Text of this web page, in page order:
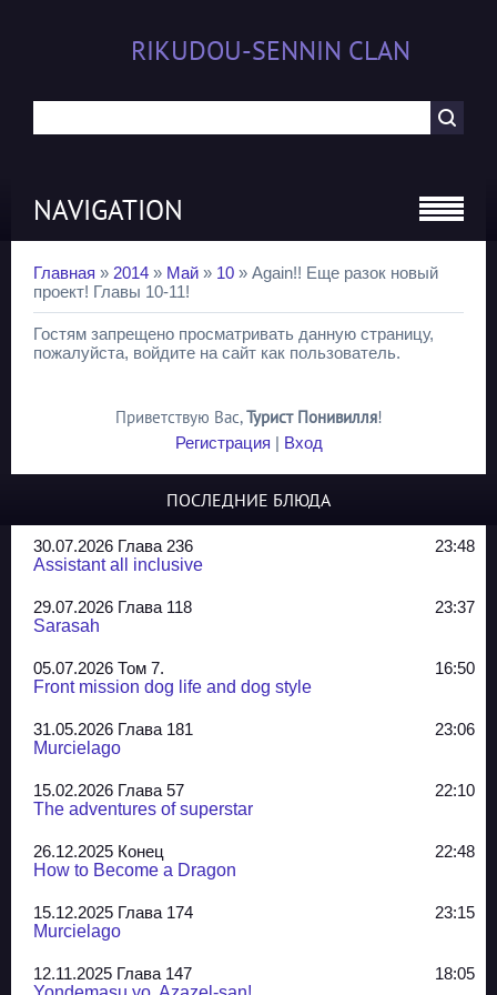
RIKUDOU-SENNIN CLAN
NAVIGATION
Главная » 2014 » Май » 10 » Again!! Еще разок новый
проект! Главы 10-11!
Гостям запрещено просматривать данную страницу,
пожалуйста, войдите на сайт как пользователь.
Приветствую Вас,Турист Понивилля!
Регистрация | Вход
ПОСЛЕДНИЕ БЛЮДА
30.07.2026 Глава 236
23:48
Assistant all inclusive
29.07.2026 Глава 118
23:37
Sarasah
05.07.2026 Том 7.
16:50
Front mission dog life and dog style
31.05.2026 Глава 181
23:06
Murcielago
15.02.2026 Глава 57
22:10
The adventures of superstar
26.12.2025 Конец
22:48
How to Become a Dragon
15.12.2025 Глава 174
23:15
Murcielago
12.11.2025 Глава 147
18:05